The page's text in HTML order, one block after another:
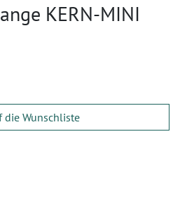
KERN-MINI
die Wunschliste